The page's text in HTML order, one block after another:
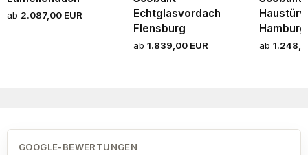
ab 2.087,00 EUR
Echtglasvordach
Flensburg
ab 1.839,00 EUR ab
GOOGLE-BEWERTUNGEN